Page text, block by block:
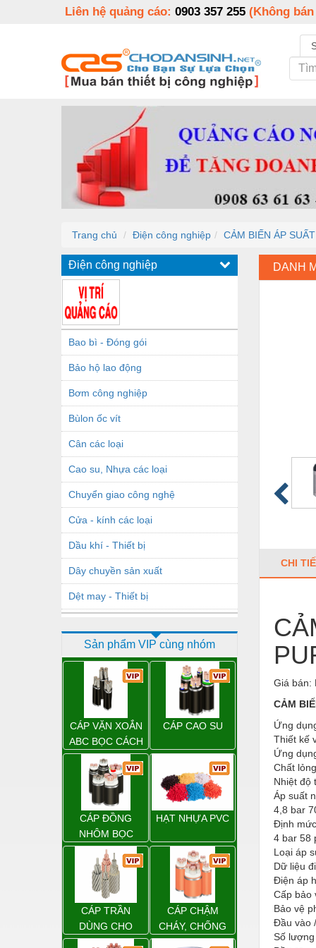
Liên hệ quảng cáo: 0903 357 255 (Không
Trang chủ Điện công nghiệp CẢM BIẾN ÁP
Điện công nghiệp
Bao bì - Đóng gói
Bảo hộ lao động
Bơm công nghiệp
Bùlon ốc vít
Cân các loại
Cao su, Nhựa các loại
Chuyển giao công nghệ
Cửa - kính các loại
Dầu khí - Thiết bị
Dây chuyền sản xuất
Dệt may - Thiết bị
Dịch vụ - Thi công
Điện công nghiệp
Điện gia dụng
Điện Lạnh
Đóng tàu Thiết bị
Đúc chính xác Thiết bị
Dụng cụ cầm tay
Dụng cụ cắt gọt
Dụng cụ điện
Dụng cụ đo
Gỗ - Trang thiết bị
Hàn cắt - Thiết bị
Sản phẩm VIP cùng nhóm
CÁP VẶN XOẮN
ABC BỌC CÁCH
ĐIỆN XLPE
CÁP CAO SU
CÁP ĐỒNG
NHÔM BỌC
HẠT NHỰA PVC
CÁP TRẦN
DÙNG CHO
ĐƯỜNG DÂY
CÁP CHẬM
CHÁY, CHỐNG
CHÁY
DANH
CHI
Giá bán:
CẢM
Ứng
Thiết kế
Ứng
Chất
Nhiệt độ
Áp suất
4,8 bar
Định
4 bar 58
Loại áp
Dữ liệu
Điện áp
Cấp bảo
Bảo vệ
Đầu vào
Số